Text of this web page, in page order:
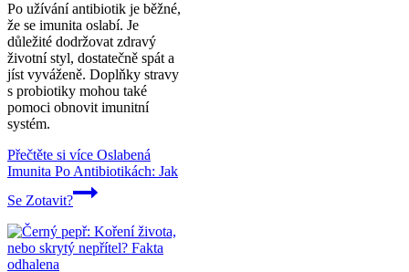
Po užívání antibiotik je běžné,
že se imunita oslabí. Je
důležité dodržovat zdravý
životní styl, dostatečně spát a
jíst vyváženě. Doplňky stravy
s probiotiky mohou také
pomoci obnovit imunitní
systém.
Přečtěte si více Oslabená
Imunita Po Antibiotikách: Jak
Se Zotavit?